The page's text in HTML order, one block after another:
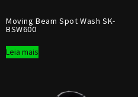
Moving Beam Spot Wash SK-
BSW600
Leia mais